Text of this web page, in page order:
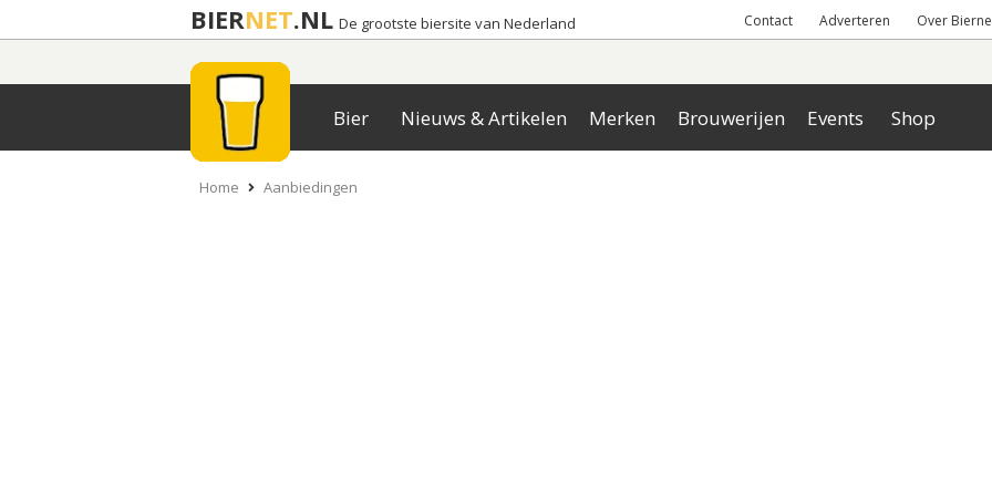
BIERNET.NL De grootste biersite van Nederland Contact Adverteren Over
Bier Nieuws & Artikelen Merken Brouwerijen Events Shop
Home Aanbiedingen